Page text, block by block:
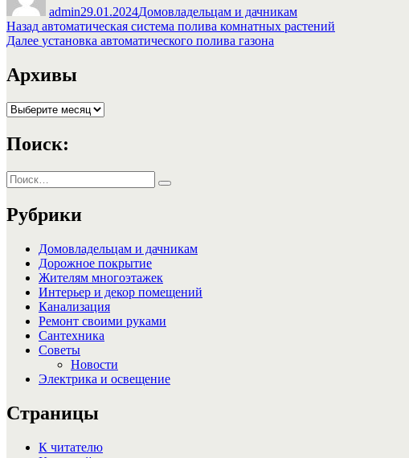
admin29.01.2024Домовладельцам и дачникам
Навигация
по
записям
Назад Предыдущая
запись:
автоматическая система полива комнатных растений
Далее Следующая
установка автоматического полива газона
Архивы
Архивы
Поиск:
Искать:
Поиск
Рубрики
Домовладельцам и дачникам
Дорожное покрытие
Жителям многоэтажек
Интерьер и декор помещений
Канализация
Ремонт своими руками
Сантехника
Советы
Новости
Электрика и освещение
Страницы
К читателю